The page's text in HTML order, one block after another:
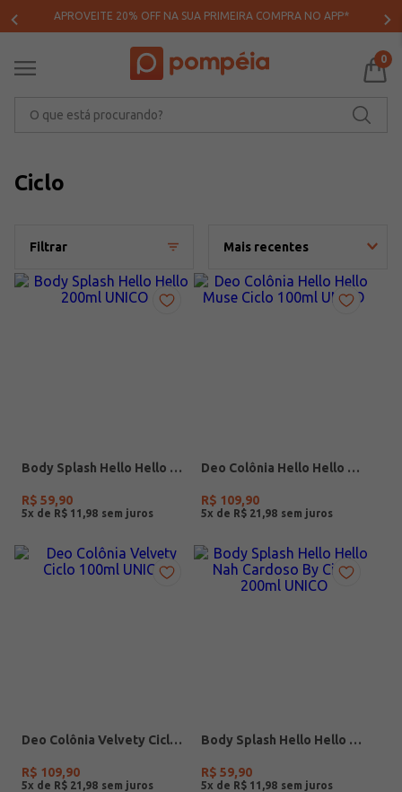
APROVEITE 20% OFF NA SUA PRIMEIRA COMPRA NO APP*
0
Ciclo
Filtrar Mais recentes
Body Splash Hello Hello 200ml UNICO
R$ 59,90
5x de R$ 11 98
Deo Colônia Hello Hello Muse Ciclo 100ml UNICO
R$ 109,90
5x de R$ 21 98
Deo Colônia Velvety Ciclo 100ml UNICO
R$ 109,90
5x de R$ 21 98
Body Splash Hello Hello Nah Cardoso By Ciclo 200ml UNICO
R$ 59,90
5x de R$ 11 98